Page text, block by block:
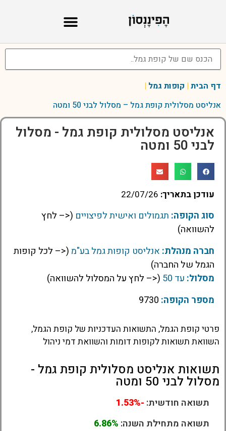
דף הבית | קופות גמל |
אנליסט מסלולית קופת גמל – מסלול לבני 50 ומטה
אנליסט מסלולית קופת גמל - מסלול
לבני 50 ומטה
עודכן בתאריך: 22/07/26
סוג הקופה: תגמולים ואישית לפיצויים (<– לחץ
להשוואה)
חברה מנהלת: אנליסט קופות גמל בע"מ (<– לכל קופות
הגמל של החברה)
מסלול: עד 50
(<– לחץ על המסלול להשוואה)
מספר הקופה:
פרטי קופת הגמל, התשואות העדכניות של קופת הגמל,
השוואת תשואות לקופות דומות והשוואת דמי ניהול
תשואות אנליסט מסלולית קופת גמל -
מסלול לבני 50 ומטה
תשואה חודשית: -1.53%
תשואה מתחילת השנה: 6.86%